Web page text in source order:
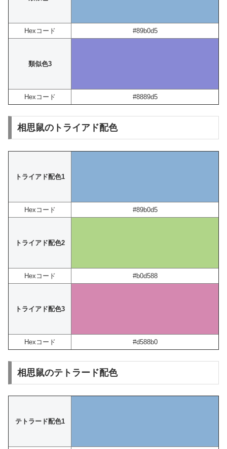
Hexコード #89b0d5
類似色3
Hexコード #8889d5
相思鼠のトライアド配色
トライアド配色1
Hexコード #89b0d5
トライアド配色2
Hexコード #b0d588
トライアド配色3
Hexコード #d588b0
相思鼠のテトラード配色
テトラード配色1